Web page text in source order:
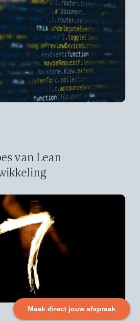
Maak direct jouw afspraak
van Lean